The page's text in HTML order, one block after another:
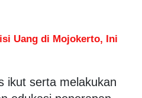
Uang di Mojokerto, Ini
ikut serta melakukan